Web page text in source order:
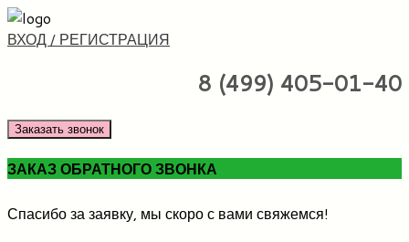
ВХОД / РЕГИСТРАЦИЯ
8 (499) 405-01-40
Заказать звонок
ЗАКАЗ ОБРАТНОГО ЗВОНКА
Спасибо за заявку, мы скоро с вами свяжемся!